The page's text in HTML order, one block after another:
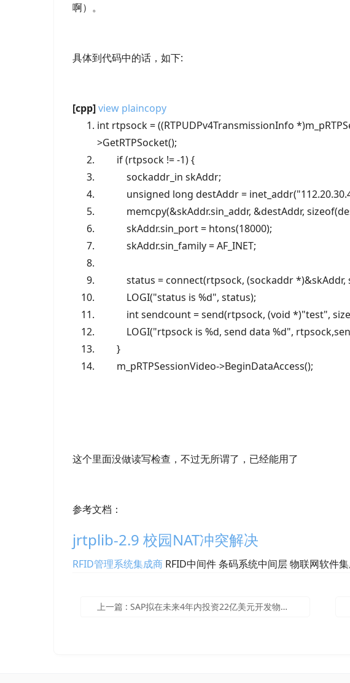
啊）。
具体到代码中的话，如下:
[cpp]view plaincopy
int rtpsock = ((RTPUDPv4TransmissionInfo
>GetRTPSocket();
if (rtpsock != -1) {
sockaddr_in skAddr;
unsigned long destAddr = inet_addr(
memcpy(&skAddr.sin_addr, &destAddr,
skAddr.sin_port = htons(18000);
skAddr.sin_family = AF_INET;
status = connect(rtpsock, (sockaddr *)&skAddr,
LOGI("status is %d", status);
int sendcount = send(rtpsock, (void *)"test",
LOGI("rtpsock is %d, send data %d",
}
m_pRTPSessionVideo->BeginDataAccess();
这个里面没做读写检查，不过无所谓了，已经能用了
参考文档：
jrtplib-2.9 校园NAT冲突解决
RFID管理系统集成商 RFID中间件 条码系统中间层 物联网软件
上一篇 :SAP拟在未来4年内投资22亿美元开发物联网产品